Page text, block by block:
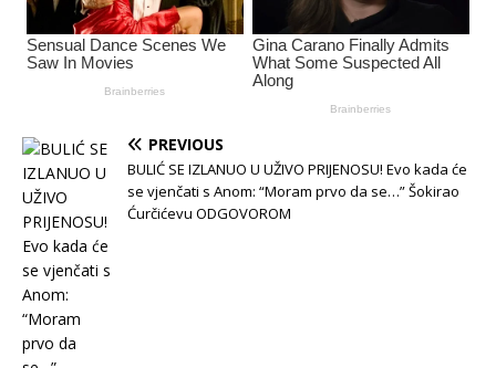
PREVIOUS
BULIĆ SE IZLANUO U UŽIVO PRIJENOSU! Evo kada će
se vjenčati s Anom: “Moram prvo da se…” Šokirao
Ćurčićevu ODGOVOROM